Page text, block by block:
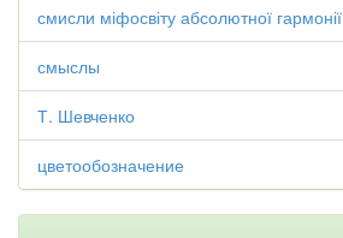
смисли міфосвіту абсолютної гармонії
смыслы
Т. Шевченко
цветообозначение